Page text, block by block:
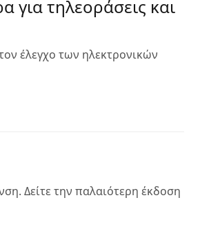
τηλεοράσεις και
έλεγχο των ηλεκτρονικών
Δείτε την παλαιότερη έκδοση